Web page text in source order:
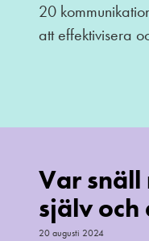
20
att effektivisera
Var snäll
själv och
20 augusti 2024